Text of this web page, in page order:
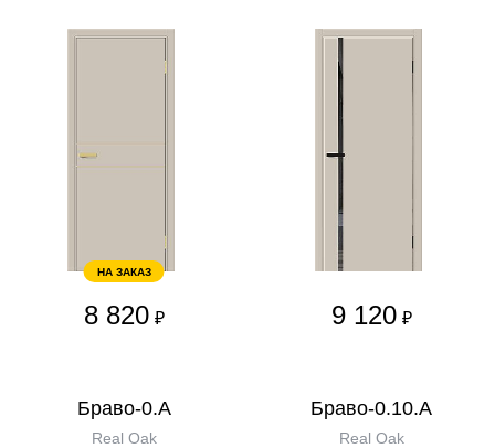
НА ЗАКАЗ
8 820 ₽ 9 120 ₽
Браво-0.А
Real Oak
Браво-0.10.А
Real Oak